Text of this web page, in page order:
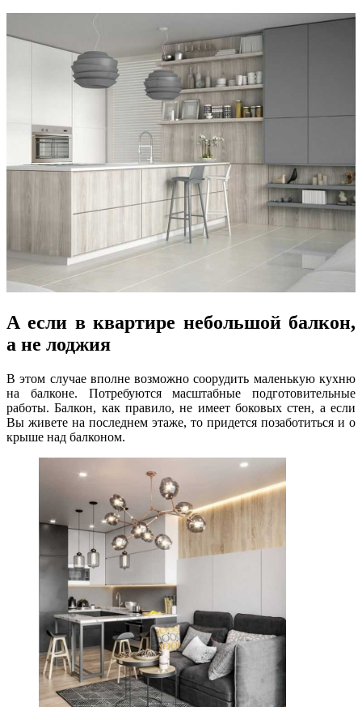
А если в квартире небольшой балкон,
а не лоджия
В этом случае вполне возможно соорудить маленькую кухню
на балконе. Потребуются масштабные подготовительные
работы. Балкон, как правило, не имеет боковых стен, а если
Вы живете на последнем этаже, то придется позаботиться и о
крыше над балконом.